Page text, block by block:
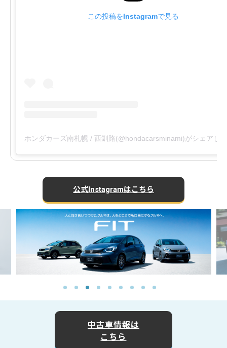
この投稿をInstagramで見る
ホンダカーズ南札幌 / 西釧路(@hondacarsminami)がシェアし
公式Instagramはこちら
中古車情報は
こちら